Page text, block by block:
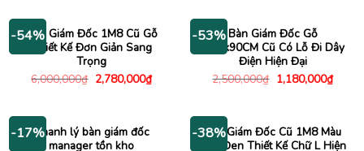
2,480,000₫.
-54%
Bàn Giám Đốc 1M8 Cũ Gỗ
Thiết Kế Đơn Giản Sang
Trọng
6,000,000₫ Giá
gốc
2,780,000₫Giá
hiện
2,780,000₫.
-53%Bàn Giám Đốc Gỗ
1M8x90CM Cũ Có Lỗ Đi Dây
Điện Hiện Đại
2,500,000₫ Giá
gốc
1,180,000₫Giá
hiện
-17%Thanh lý bàn giám đốc
manager tồn kho
-38%
Bàn Giám Đốc Cũ 1M8 Màu
Nâu Đen Thiết Kế Chữ L Hiện